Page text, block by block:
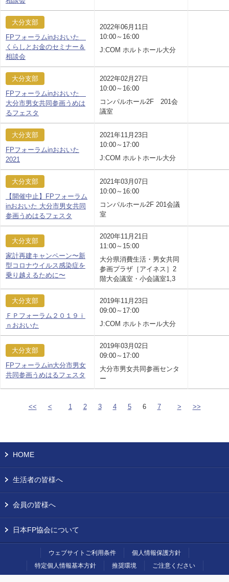
大分支部
FPフォーラムinおおいた
くらしとお金のセミナー＆
相談会
2022年06月11日
10:00～16:00
J:COM ホルトホール大分
大分支部
FPフォーラムinおおいた
大分市男女共同参画うめは
るフェスタ
2022年02月27日
10:00～16:00
コンパルホール2F 201会
議室
大分支部
FPフォーラムinおおいた
2021
2021年11月23日
10:00～17:00
J:COM ホルトホール大分
大分支部
【開催中止】FPフォーラム
inおおいた 大分市男女共同
参画うめはるフェスタ
2021年03月07日
10:00～16:00
コンパルホール2F 201会議
室
大分支部
家計再建キャンペーン〜新
型コロナウイルス感染症を
乗り越えるために〜
2020年11月21日
11:00～15:00
大分県消費生活・男女共同
参画プラザ［アイネス］2
階大会議室・小会議室1,3
大分支部
ＦＰフォーラム２０１９ｉ
ｎおおいた
2019年11月23日
09:00～17:00
J:COM ホルトホール大分
大分支部
FPフォーラムin大分市男女
共同参画うめはるフェスタ
2019年03月02日
09:00～17:00
大分市男女共同参画センタ
ー
<< < 1 2 3 4 5 6 7 > >>
HOME
生活者の皆様へ
会員の皆様へ
日本FP協会について
ウェブサイトご利用条件
個人情報保護方針
特定個人情報基本方針
推奨環境 ご注意ください